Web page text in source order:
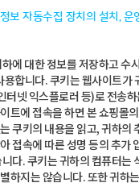
보 자동수집 장치의 설치, 운
에 대한 정보를 저장하고 수
합니다. 쿠키는 웹사이트가
터넷 익스플로러 등)로 전송
트에 접속을 하면 본 쇼핑몰
쿠키의 내용을 읽고, 귀하의
접속에 따른 성명 등의 추가
다. 쿠키는 귀하의 컴퓨터는
하지는 않습니다. 또한 귀하